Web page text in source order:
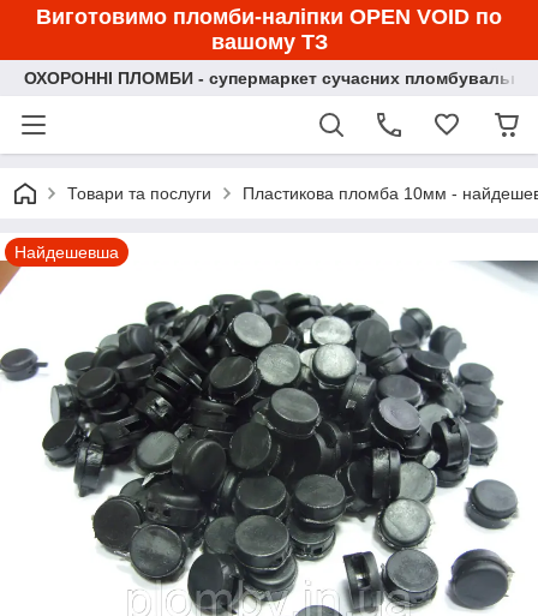
Виготовимо пломби-наліпки OPEN VOID по
вашому ТЗ
ОХОРОННІ ПЛОМБИ - супермаркет сучасних пломбувальних
Товари та послуги Пластикова пломба 10мм -
Найдешевша